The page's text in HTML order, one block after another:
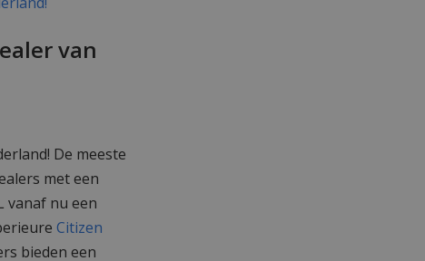
van
De meeste
met een
vanaf nu een
Citizen
bieden een